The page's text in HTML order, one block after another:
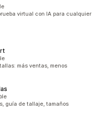
virtual con IA para cualquier
más ventas, menos
guía de tallaje, tamaños